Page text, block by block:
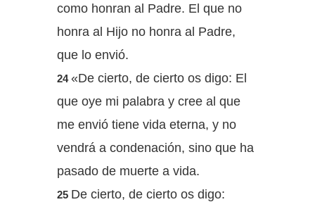
como honran al Padre. El que no
honra al Hijo no honra al Padre,
que lo envió.
24«De cierto, de cierto os digo: El
que oye mi palabra y cree al que
me envió tiene vida eterna, y no
vendrá a condenación, sino que ha
pasado de muerte a vida.
25 De cierto, de cierto os digo: